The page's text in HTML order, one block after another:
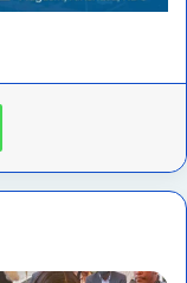
WhatsApp